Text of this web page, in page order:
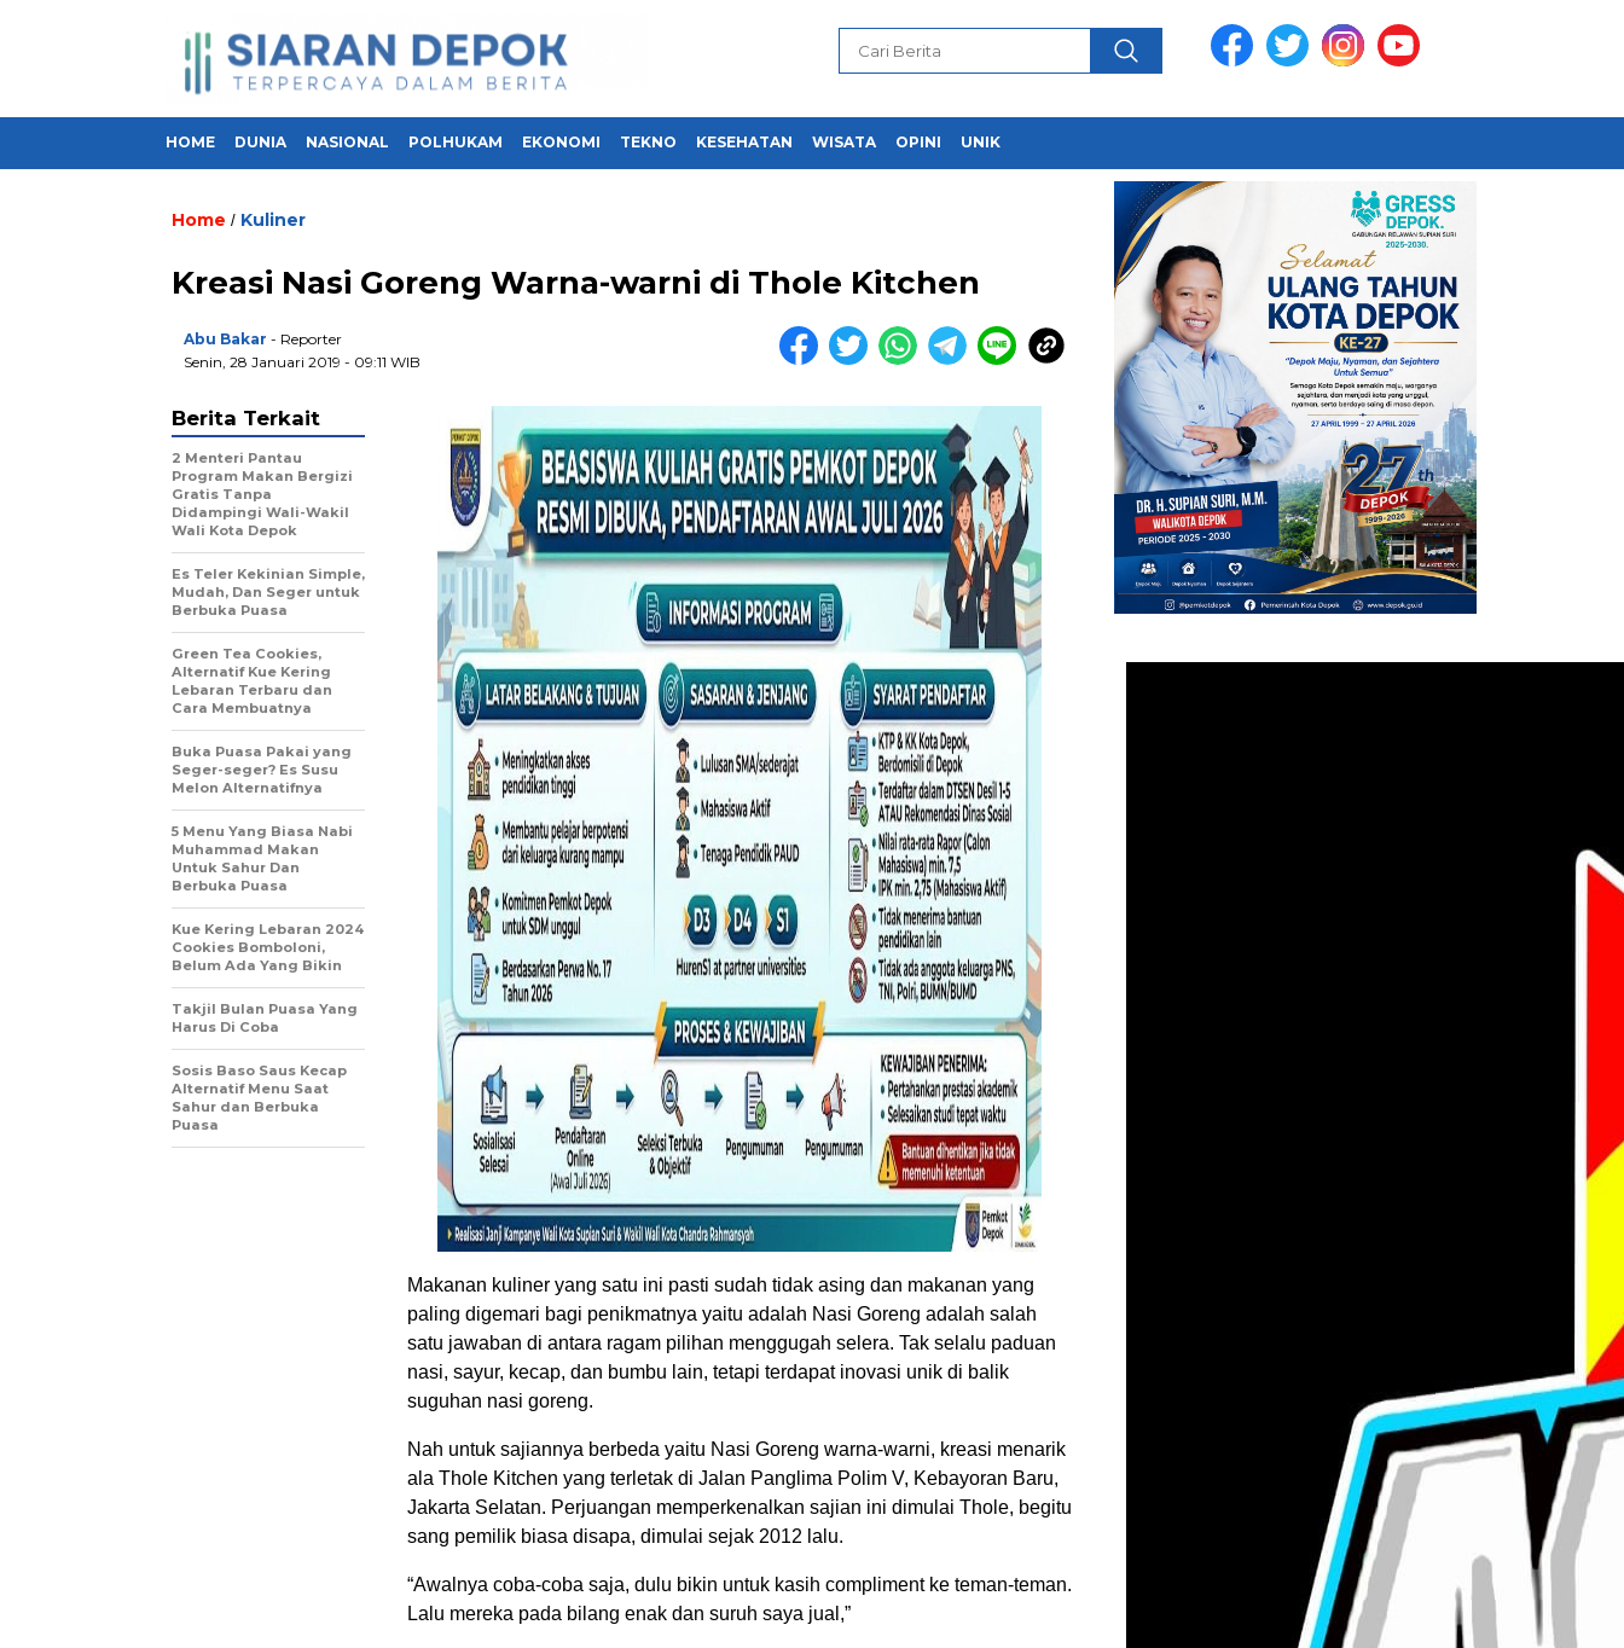
HOME DUNIA NASIONAL POLHUKAM EKONOMI TEKNO KESEHATAN WISATA OPINI UNIK
Home / Kuliner
Kreasi Nasi Goreng Warna-warni di Thole Kitchen
Abu Bakar - Reporter
Senin, 28 Januari 2019 - 09:11 WIB
Makanan kuliner yang satu ini pasti sudah tidak asing dan makanan yang
paling digemari bagi penikmatnya yaitu adalah Nasi Goreng adalah salah
satu jawaban di antara ragam pilihan menggugah selera. Tak selalu paduan
nasi, sayur, kecap, dan bumbu lain, tetapi terdapat inovasi unik di balik
suguhan nasi goreng.
Nah untuk sajiannya berbeda yaitu Nasi Goreng warna-warni, kreasi menarik
ala Thole Kitchen yang terletak di Jalan Panglima Polim V, Kebayoran Baru,
Jakarta Selatan. Perjuangan memperkenalkan sajian ini dimulai Thole, begitu
sang pemilik biasa disapa, dimulai sejak 2012 lalu.
“Awalnya coba-coba saja, dulu bikin untuk kasih compliment ke teman-teman.
Lalu mereka pada bilang enak dan suruh saya jual,”
Berita Terkait
2 Menteri Pantau
Program Makan Bergizi
Gratis Tanpa
Didampingi Wali-Wakil
Wali Kota Depok
Es Teler Kekinian Simple,
Mudah, Dan Seger untuk
Berbuka Puasa
Green Tea Cookies,
Alternatif Kue Kering
Lebaran Terbaru dan
Cara Membuatnya
Buka Puasa Pakai yang
Seger-seger? Es Susu
Melon Alternatifnya
5 Menu Yang Biasa Nabi
Muhammad Makan
Untuk Sahur Dan
Berbuka Puasa
Kue Kering Lebaran 2024
Cookies Bomboloni,
Belum Ada Yang Bikin
Takjil Bulan Puasa Yang
Harus Di Coba
Sosis Baso Saus Kecap
Alternatif Menu Saat
Sahur dan Berbuka
Puasa